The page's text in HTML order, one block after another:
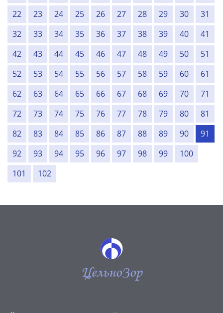
22
23 24 25 26 27 28 29 30
31
32
33 34 35 36 37 38 39 40
41
42
43 44 45 46 47 48 49 50
51
52
53 54 55 56 57 58 59 60
61
62
63 64 65 66 67 68 69 70
71
72
73 74 75 76 77 78 79 80
81
82
83 84 85 86 87 88 89 90
91
92
93 94 95 96 97 98 99
100
101
102
ЦельноЗор